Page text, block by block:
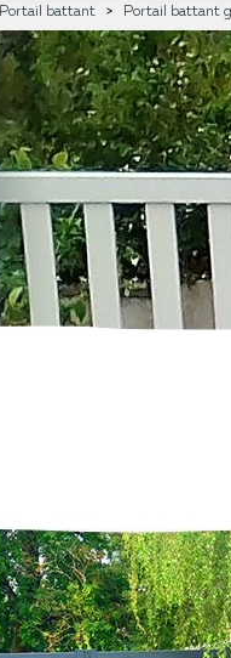
Portail battant Portail battant